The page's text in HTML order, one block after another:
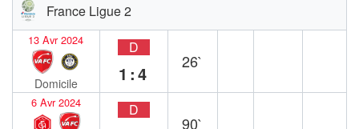
France Ligue 2
13 Avr 2024
Domicile
D
1:4
26`
6 Avr 2024 D
90`